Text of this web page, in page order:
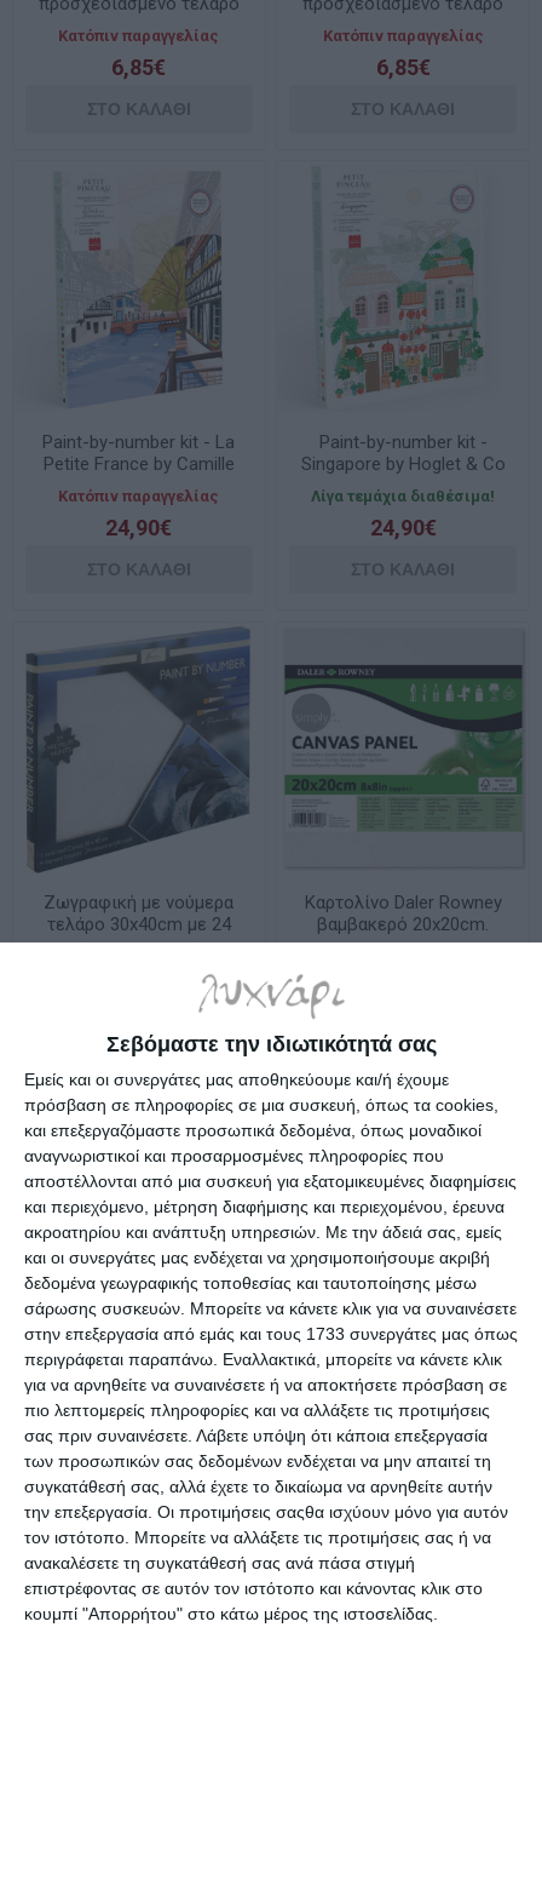
Σεβόμαστε την ιδιωτικότητά σας
Εμείς και οι συνεργάτες μας αποθηκεύουμε και/ή έχουμε
πρόσβαση σε πληροφορίες σε μια συσκευή, όπως τα cookies,
και επεξεργαζόμαστε προσωπικά δεδομένα, όπως μοναδικοί
αναγνωριστικοί και προσαρμοσμένες πληροφορίες που
αποστέλλονται από μια συσκευή για εξατομικευμένες διαφημίσεις
και περιεχόμενο, μέτρηση διαφήμισης και περιεχομένου, έρευνα
ακροατηρίου και ανάπτυξη υπηρεσιών. Με την άδειά σας, εμείς
και οι συνεργάτες μας ενδέχεται να χρησιμοποιήσουμε ακριβή
δεδομένα γεωγραφικής τοποθεσίας και ταυτοποίησης μέσω
σάρωσης συσκευών. Μπορείτε να κάνετε κλικ για να συναινέσετε
στην επεξεργασία από εμάς και τους 1733 συνεργάτες μας όπως
περιγράφεται παραπάνω. Εναλλακτικά, μπορείτε να κάνετε κλικ
για να αρνηθείτε να συναινέσετε ή να αποκτήσετε πρόσβαση σε
πιο λεπτομερείς πληροφορίες και να αλλάξετε τις προτιμήσεις
σας πριν συναινέσετε. Λάβετε υπόψη ότι κάποια επεξεργασία
των προσωπικών σας δεδομένων ενδέχεται να μην απαιτεί τη
συγκατάθεσή σας, αλλά έχετε το δικαίωμα να αρνηθείτε αυτήν
την επεξεργασία. Οι προτιμήσεις σαςθα ισχύουν μόνο για αυτόν
τον ιστότοπο. Μπορείτε να αλλάξετε τις προτιμήσεις σας ή να
ανακαλέσετε τη συγκατάθεσή σας ανά πάσα στιγμή
επιστρέφοντας σε αυτόν τον ιστότοπο και κάνοντας κλικ στο
κουμπί "Απορρήτου" στο κάτω μέρος της ιστοσελίδας.
Αερόστατα 30x22,5cm
Nassau CAR10751
Κατόπιν παραγγελίας
6,85€
Ανεμόμυλοι 30x22,5cm
Nassau CAR10754
Κατόπιν παραγγελίας
6,85€
Paint-by-number kit - La
Petite France by Camille
Clerc 350044
Κατόπιν παραγγελίας
24,90€
Paint-by-number kit -
Singapore by Hoglet & Co
350054
Λίγα τεμάχια διαθέσιμα!
24,90€
Ζωγραφική με νούμερα
τελάρο 30x40cm με 24
χρώματα & 4 πινέλα
Καρτολίνο Daler Rowney
βαμβακερό 20x20cm.
525042020
Καρτολίνο Daler Rowney
βαμβακερό 20x30cm.
525042030
Διαθέσιμο
2,49€
Καρτολίνο Daler Rowney
βαμβακερό 24x30cm.
301092430
Λίγα τεμάχια διαθέσιμα!
2,49€